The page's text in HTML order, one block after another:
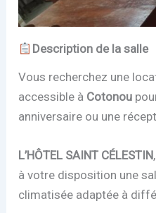
Description de la salle
Vous recherchez une
accessible à Cotonou
anniversaire ou une
L’HÔTEL SAINT CÉLESTIN
à votre disposition une
climatisée adaptée à